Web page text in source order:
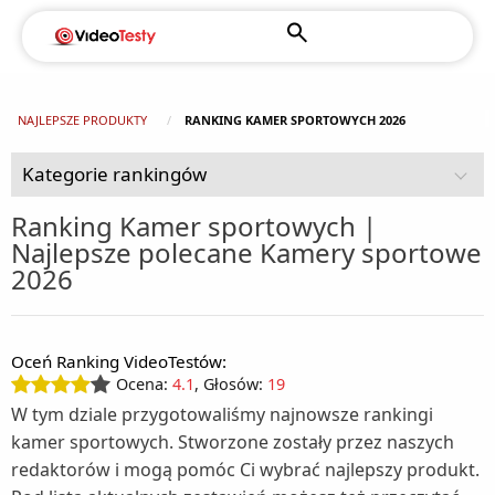
NAJLEPSZE PRODUKTY RANKING KAMER SPORTOWYCH 2026
Kategorie rankingów
AGD (92)
Kuchenki do zabudowy (2)
Kuchnie wolnostojące (5)
Lodówki do zabudowy (5)
Lodówki wolnostojące (16)
Agregaty prądotwórcze (1)
Alarmy (1)
Baseny ogrodowe (4)
Ciśnieniomierze (2)
Drobne AGD do higieny i pielęgnacji (49)
Depilatory (3)
Elektryczne pilniki do stóp (1)
Golarki (3)
Drobne AGD do kuchni i domu (125)
Akcesoria kuchenne (1)
Automaty do popcornu (1)
Fotografia i filmowanie (16)
Aparaty fotograficzne (6)
Gry i konsole (11)
Ranking Kamer sportowych |
Najlepsze polecane Kamery sportowe
2026
Oceń Ranking VideoTestów:
Ocena: 4.1 , Głosów: 19
W tym dziale przygotowaliśmy najnowsze rankingi
kamer sportowych. Stworzone zostały przez naszych
redaktorów i mogą pomóc Ci wybrać najlepszy produkt.